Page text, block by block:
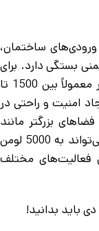
ساختمان،
بستگی دارد. برای
روشنایی عمومی در حیاط‌های خانه، شدت نور معمولاً بین 1500 تا
امنیت و راحتی در
بزرگتر مانند
پارکینگ‌ها یا محوطه‌های تجاری، شدت نور می‌تواند به 5000 لومن
فعالیت‌های مختلف